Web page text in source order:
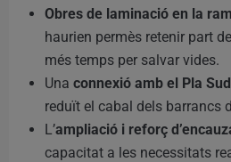
Obres de laminació en la
haurien permès retenir part
més temps per salvar vides.
Una connexió amb el Pla
reduït el cabal dels barrancs
L’ampliació i reforç
capacitat a les necessitats